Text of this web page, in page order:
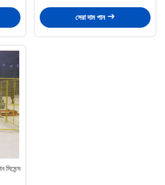
সেরা দাম পান
সিমেন্স